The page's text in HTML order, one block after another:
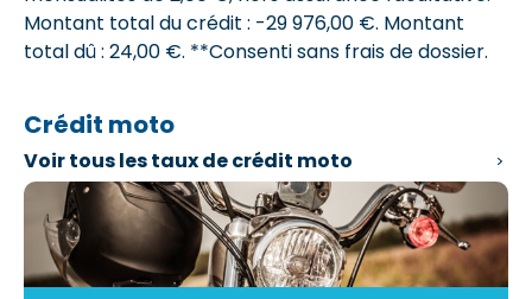
Montant total du crédit : -29 976,00 €. Montant
total dû : 24,00 €. **Consenti sans frais de dossier.
Crédit moto
Voir tous lestaux de crédit moto